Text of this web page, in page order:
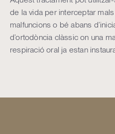
de la vida per interceptar
malfuncions o bé abans
d’ortodòncia clàssic on una
respiració oral ja estan